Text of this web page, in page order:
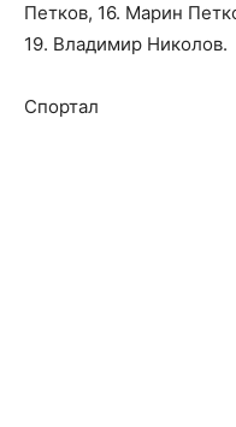
Петков, 16. Марин
19. Владимир Николов.
Спортал